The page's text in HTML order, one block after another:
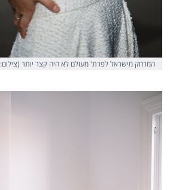
המרחק מישראל לפרת' מעולם לא היה קצר יותר (צילום: Lola Varma)